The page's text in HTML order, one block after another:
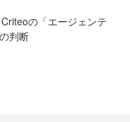
の「エージェンテ
判断